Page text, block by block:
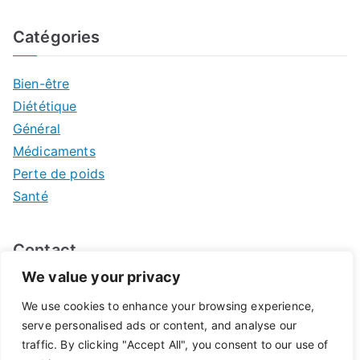
We value your privacy
We use cookies to enhance your browsing experience,
serve personalised ads or content, and analyse our
traffic. By clicking "Accept All", you consent to our use of
Catégories
Bien-être
Diététique
Général
Médicaments
Perte de poids
Santé
Contact